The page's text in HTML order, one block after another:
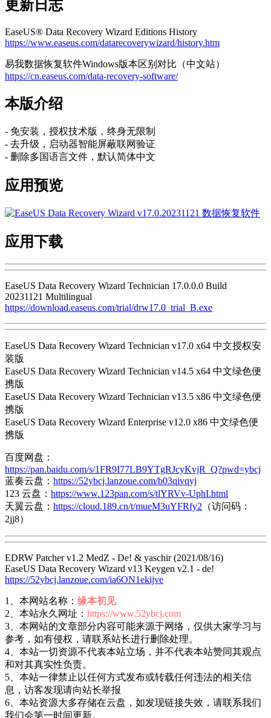
更新日志
EaseUS® Data Recovery Wizard Editions History
https://www.easeus.com/datarecoverywizard/history.htm
易我数据恢复软件Windows版本区别对比（中文站）
https://cn.easeus.com/data-recovery-software/
本版介绍
- 免安装，授权技术版，终身无限制
- 去升级，启动器智能屏蔽联网验证
- 删除多国语言文件，默认简体中文
应用预览
应用下载
EaseUS Data Recovery Wizard Technician 17.0.0.0 Build
20231121 Multilingual
https://download.easeus.com/trial/drw17.0_trial_B.exe
EaseUS Data Recovery Wizard Technician v17.0 x64 中文授权安
装版
EaseUS Data Recovery Wizard Technician v14.5 x64 中文绿色便
携版
EaseUS Data Recovery Wizard Technician v13.5 x86 中文绿色便
携版
EaseUS Data Recovery Wizard Enterprise v12.0 x86 中文绿色便
携版
百度网盘：
https://pan.baidu.com/s/1FR9I77LB9YTgRJcyKvjR_Q?pwd=ybcj
蓝奏云盘： https://52ybcj.lanzoue.com/b03qivqyj
123 云盘： https://www.123pan.com/s/tlYRVv-UphI.html
天翼云盘： https://cloud.189.cn/t/mueM3uYFRfy2 （访问码：
2jj8）
EDRW Patcher v1.2 MedZ - De! & yaschir (2021/08/16)
EaseUS Data Recovery Wizard v13 Keygen v2.1 - de!
https://52ybcj.lanzoue.com/ia6ON1ekijve
1、本网站名称： 缘本初见
2、本站永久网址： https://www.52ybcj.com
3、本网站的文章部分内容可能来源于网络，仅供大家学习与
参考，如有侵权，请联系站长进行删除处理。
4、本站一切资源不代表本站立场，并不代表本站赞同其观点
和对其真实性负责。
5、本站一律禁止以任何方式发布或转载任何违法的相关信
息，访客发现请向站长举报
6、本站资源大多存储在云盘，如发现链接失效，请联系我们
我们会第一时间更新。